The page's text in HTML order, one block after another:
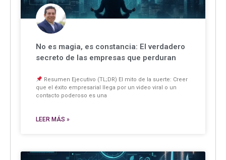
No es magia, es constancia: El verdadero
secreto de las empresas que perduran
Resumen Ejecutivo (TL;DR) El mito de la suerte: Creer
que el éxito empresarial llega por un video viral o un
contacto poderoso es una
LEER MÁS »